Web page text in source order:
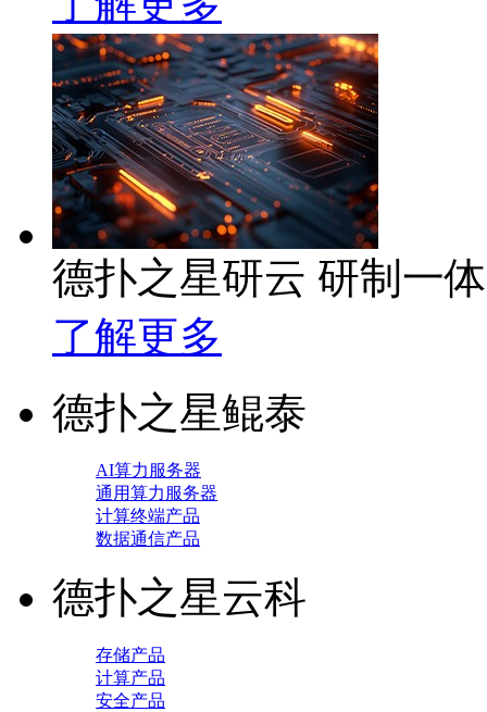
德扑之星研云 研制一
了解更多
德扑之星鲲泰
AI算力服务器
通用算力服务器
计算终端产品
数据通信产品
德扑之星云科
存储产品
计算产品
安全产品